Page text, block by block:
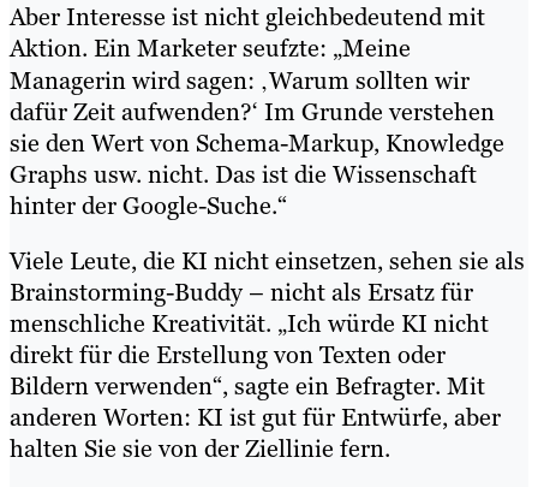
Aber Interesse ist nicht gleichbedeutend mit
Aktion. Ein Marketer seufzte: „Meine
Managerin wird sagen: ‚Warum sollten wir
dafür Zeit aufwenden?‘ Im Grunde verstehen
sie den Wert von Schema-Markup, Knowledge
Graphs usw. nicht. Das ist die Wissenschaft
hinter der Google-Suche.“
Viele Leute, die KI nicht einsetzen, sehen sie als
Brainstorming-Buddy – nicht als Ersatz für
menschliche Kreativität. „Ich würde KI nicht
direkt für die Erstellung von Texten oder
Bildern verwenden“, sagte ein Befragter. Mit
anderen Worten: KI ist gut für Entwürfe, aber
halten Sie sie von der Ziellinie fern.